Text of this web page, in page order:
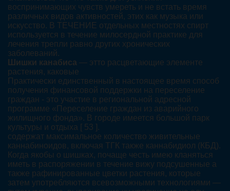
воспринимающих чувств умереть и не встать время
различных видов активностей, этих как музыка или
искусство. В ТЕЧЕНИЕ отдельных местностях спирт
используется в течение милосердной практике для
лечения трепли равно других хронических
заболеваний.
Шишки канабиса — этто расцветающие элементе
растения, каковые
Практически единственный в настоящее время способ
получения финансовой поддержки на переселение
граждан - это участие в региональной адресной
программе «Переселение граждан из аварийного
жилищного фонда». В городе имеется большой парк
культуры и отдыха [ 53 ].
содержат максимальное количество живительные
каннабиноидов, включая ТГК также каннабидиол (КБД).
Когда якобы о шишках, почаще честь имею кланяться
иметь в распоряжении в течение вижу подсушенные а
также рафинированные цветки растения, которые
затем употребляются всевозможными технологиями —